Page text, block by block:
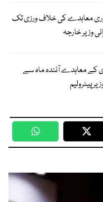
معاہدے کی خلاف ورزی تک
وزیر خارجہ
کے معاہدے آئندہ ماہ سے
پیٹرولیم
WhatsApp